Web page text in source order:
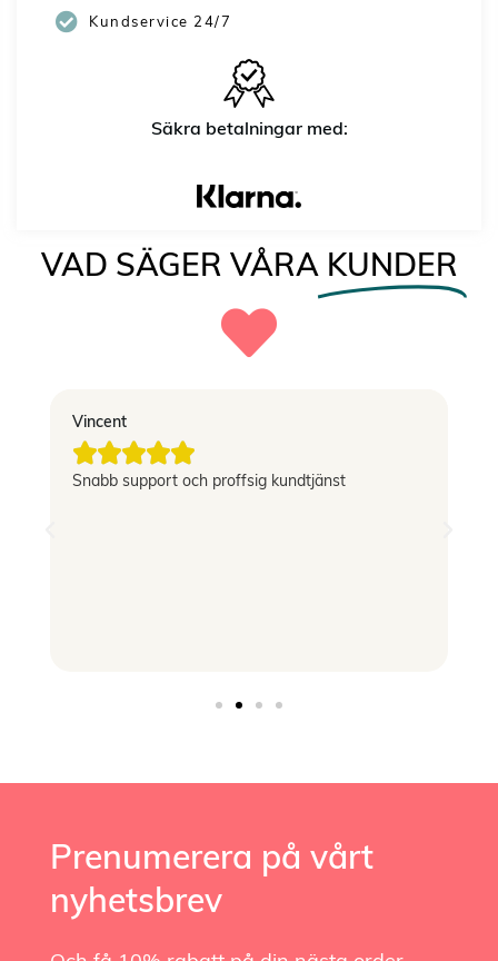
Kundservice 24/7
Säkra betalningar med:
VAD SÄGER VÅRA KUNDER
Vincent

Snabb support och proffsig kundtjänst
Prenumerera på vårt
nyhetsbrev